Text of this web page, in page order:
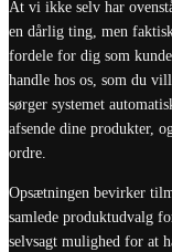
At vi ikke selv har
en dårlig ting, men
fordele for dig som
handle hos os, som du
sørger systemet
afsende dine produkter,
ordre.
Opsætningen bevirker
samlede produktudvalg
selvsagt mulighed for at